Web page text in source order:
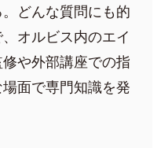
どんな質問にも的
オルビス内のエイ
や外部講座での指
面で専門知識を発